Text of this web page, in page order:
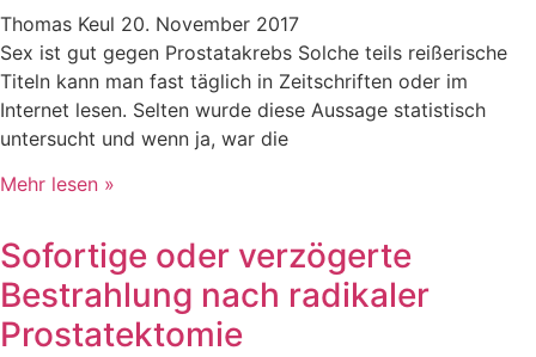
Thomas Keul 20. November 2017
Sex ist gut gegen Prostatakrebs Solche teils reißerische
Titeln kann man fast täglich in Zeitschriften oder im
Internet lesen. Selten wurde diese Aussage statistisch
untersucht und wenn ja, war die
Mehr lesen »
Sofortige oder verzögerte
Bestrahlung nach radikaler
Prostatektomie